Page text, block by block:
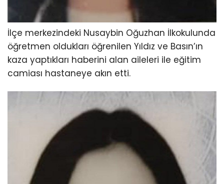
İlçe merkezindeki Nusaybin Oğuzhan İlkokulunda
öğretmen oldukları öğrenilen Yıldız ve Basın’ın
kaza yaptıkları haberini alan aileleri ile eğitim
camiası hastaneye akın etti.